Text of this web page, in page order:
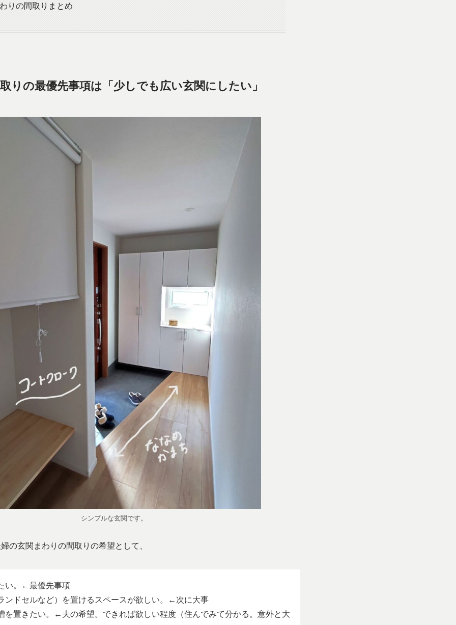
りの間取りまとめ
りの最優先事項は「少しでも広い玄関にしたい」
シンプルな玄関です。
の玄関まわりの間取りの希望として、
い。←最優先事項
ンドセルなど）を置けるスペースが欲しい。←次に大事
を置きたい。←夫の希望。できれば欲しい程度（住んでみて分かる。意外と大